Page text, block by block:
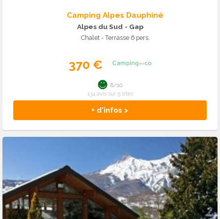
Camping Alpes Dauphiné
Alpes du Sud - Gap
Chalet - Terrasse 6 pers.
370 €
+ d'infos >
8/10
134 avis sur 5 sites